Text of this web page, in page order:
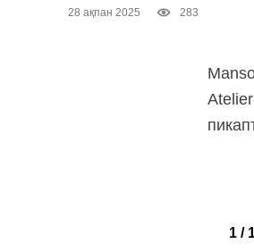
28 ақпан 2025 283
1 /